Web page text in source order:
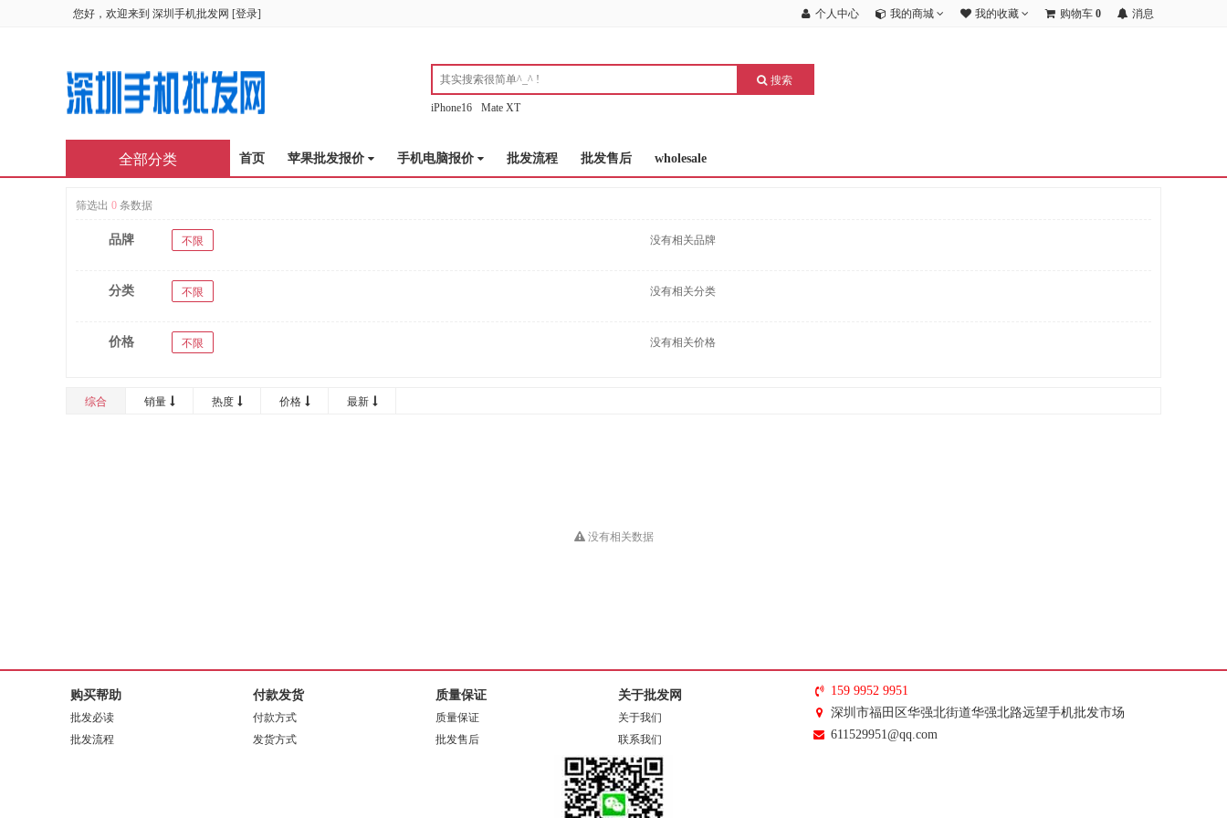
您好，欢迎来到 深圳手机批发网 [登录] 个人中心 我的商城 我的收藏 购物车 0 消息
搜索
iPhone16 Mate XT
首页 苹果批发报价 手机电脑报价 批发流程 批发售后 wholesale
全部分类
筛选出 0 条数据
品牌 不限 没有相关品牌
分类 不限 没有相关分类
价格 不限 没有相关价格
综合 销量 热度 价格 最新
没有相关数据
购买帮助
批发必读
批发流程
付款发货
付款方式
发货方式
质量保证
质量保证
批发售后
关于批发网
关于我们
联系我们
159 9952 9951
深圳市福田区华强北街道华强北路远望手机批发市场
611529951@qq.com